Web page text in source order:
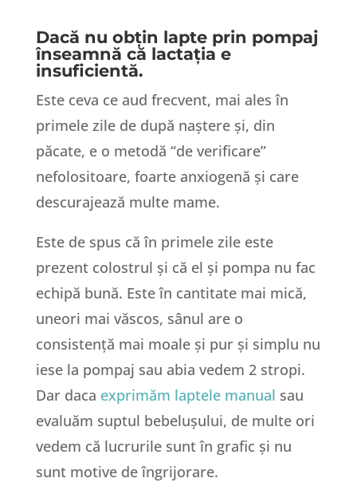
Dacă nu obțin lapte prin pompaj
înseamnă că lactația e
insuficientă.
Este ceva ce aud frecvent, mai ales în
primele zile de după naștere și, din
păcate, e o metodă “de verificare”
nefolositoare, foarte anxiogenă și care
descurajează multe mame.
Este de spus că în primele zile este
prezent colostrul și că el și pompa nu fac
echipă bună. Este în cantitate mai mică,
uneori mai văscos, sânul are o
consistență mai moale și pur și simplu nu
iese la pompaj sau abia vedem 2 stropi.
Dar daca exprimăm laptele manual sau
evaluăm suptul bebelușului, de multe ori
vedem că lucrurile sunt în grafic și nu
sunt motive de îngrijorare.